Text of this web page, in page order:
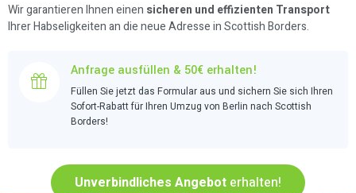
Wir garantieren Ihnen einen sicheren und effizienten Transport
Ihrer Habseligkeiten an die neue Adresse in Scottish Borders.
Anfrage ausfüllen & 50€ erhalten!
Füllen Sie jetzt das Formular aus und sichern Sie sich Ihren
Sofort-Rabatt für Ihren Umzug von Berlin nach Scottish
Borders!
Unverbindliches Angebot erhalten!